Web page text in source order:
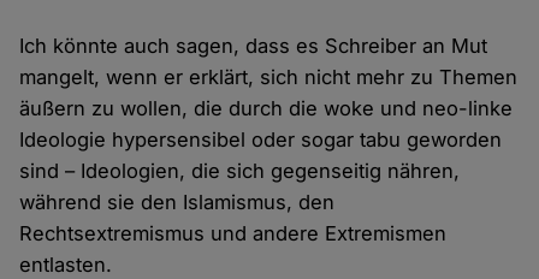
Ich könnte auch sagen, dass es Schreiber an Mut
mangelt, wenn er erklärt, sich nicht mehr zu Themen
äußern zu wollen, die durch die woke und neo-linke
Ideologie hypersensibel oder sogar tabu geworden
sind – Ideologien, die sich gegenseitig nähren,
während sie den Islamismus, den
Rechtsextremismus und andere Extremismen
entlasten.